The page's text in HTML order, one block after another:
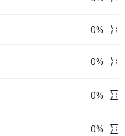
0%
0%
0%
0%